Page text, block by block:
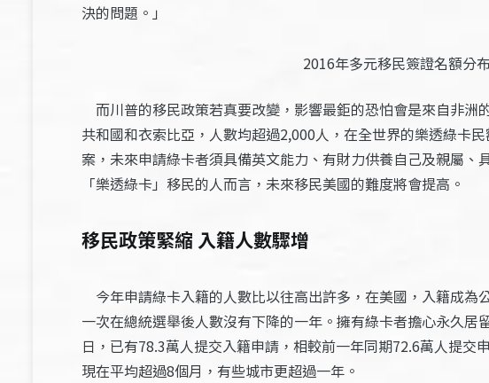
決的問題。」
2016年多元移民簽證名額分
而川普的移民政策若真要改變，影響最鉅的恐怕會是來自非
共和國和衣索比亞，人數均超過2,000人，在全世界的樂透綠卡
案，未來申請綠卡者須具備英文能力、有財力供養自己及親屬
「樂透綠卡」移民的人而言，未來移民美國的難度將會提高。
移民政策緊縮 入籍人數驟增
今年申請綠卡入籍的人數比以往高出許多，在美國，入籍成為
一次在總統選舉後人數沒有下降的一年。擁有綠卡者擔心永久
日，已有78.3萬人提交入籍申請，相較前一年同期72.6萬人提
現在平均超過8個月，有些城市更超過一年。